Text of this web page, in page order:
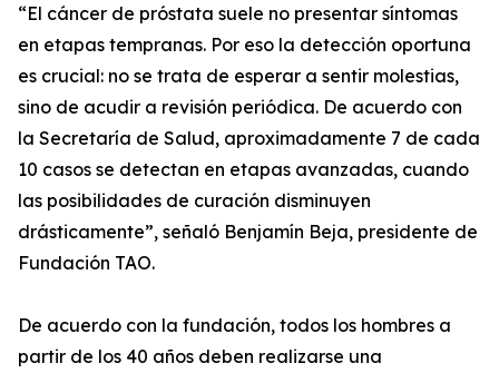
“El cáncer de próstata suele no presentar síntomas
en etapas tempranas. Por eso la detección oportuna
es crucial: no se trata de esperar a sentir molestias,
sino de acudir a revisión periódica. De acuerdo con
la Secretaría de Salud, aproximadamente 7 de cada
10 casos se detectan en etapas avanzadas, cuando
las posibilidades de curación disminuyen
drásticamente”, señaló Benjamín Beja, presidente de
Fundación TAO.
De acuerdo con la fundación, todos los hombres a
partir de los 40 años deben realizarse una